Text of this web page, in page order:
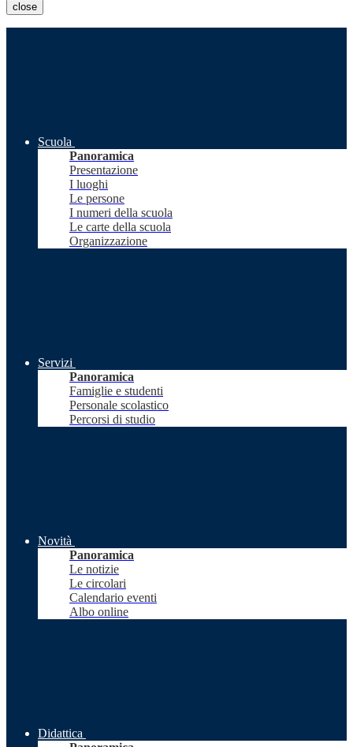
close
Scuola
Panoramica
Presentazione
I luoghi
Le persone
I numeri della scuola
Le carte della scuola
Organizzazione
Servizi
Panoramica
Famiglie e studenti
Personale scolastico
Percorsi di studio
Novità
Panoramica
Le notizie
Le circolari
Calendario eventi
Albo online
Didattica